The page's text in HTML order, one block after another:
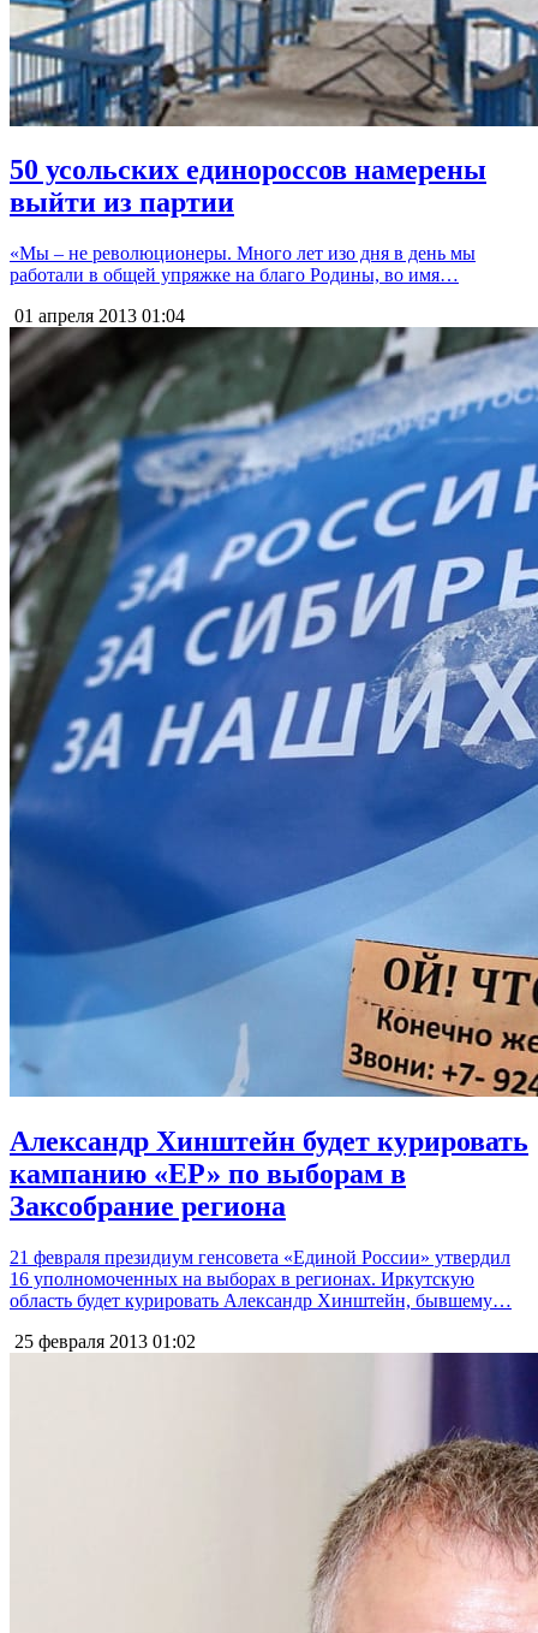
50 усольских единороссов намерены
выйти из партии
«Мы – не революционеры. Много лет изо дня в день мы
работали в общей упряжке на благо Родины, во имя…
01 апреля 2013 01:04
Александр Хинштейн будет курировать
кампанию «ЕР» по выборам в
Заксобрание региона
21 февраля президиум генсовета «Единой России» утвердил
16 уполномоченных на выборах в регионах. Иркутскую
область будет курировать Александр Хинштейн, бывшему…
25 февраля 2013 01:02